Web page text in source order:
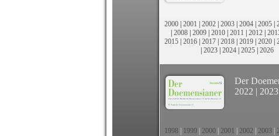
2000 | 2001 | 2002 | 2003 | 2004 | 2005 |
| 2008 | 2009 | 2010 | 2011 | 2012 |
2015 | 2016 | 2017 | 2018 | 2019 | 2020 |
| 2023| 2024| 2025| 2026
Der
2022 | 2023
1998 1999 2000 2001 2002 2003